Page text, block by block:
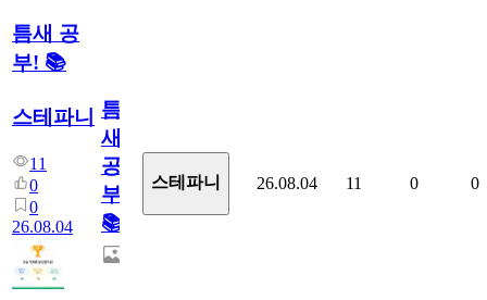
틈새 공
부! 📚
스테파니
11
0
0
26.08.04
틈
새
공
부!
📚
스테파니 26.08.04 11 0 0